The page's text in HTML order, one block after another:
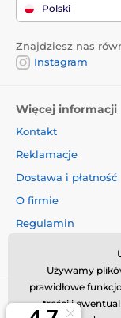
Polski
Znajdziesz nas
Instagram
Więcej informacji
Kontakt
Reklamacje
Dostawa i płatność
O firmie
Regulamin
Używamy
prawidłowe
treści i